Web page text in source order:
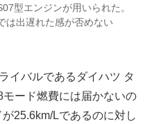
型エンジンが用いられた。
は出遅れた感が否めない
イバルであるダイハツ タ
ード燃費には届かないの
25.6km/Lであるのに対し